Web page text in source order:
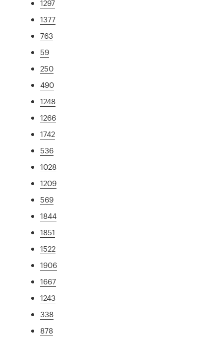
1297
1377
763
59
250
490
1248
1266
1742
536
1028
1209
569
1844
1851
1522
1906
1667
1243
338
878